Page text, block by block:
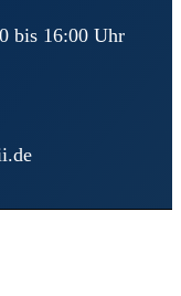
bis 16:00 Uhr